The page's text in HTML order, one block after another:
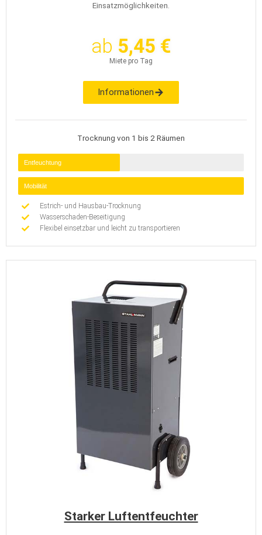
Einsatzmöglichkeiten.
ab 5,45 €
Miete pro Tag
Informationen
Trocknung von 1 bis 2 Räumen
Entfeuchtung
Mobilität
Estrich- und Hausbau-Trocknung
Wasserschaden-Beseitigung
Flexibel einsetzbar und leicht zu transportieren
Starker Luftentfeuchter